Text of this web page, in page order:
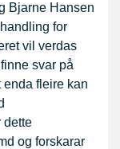
Bjarne Hansen
for
vil verdas
svar på
fleire kan
dette
og forskarar